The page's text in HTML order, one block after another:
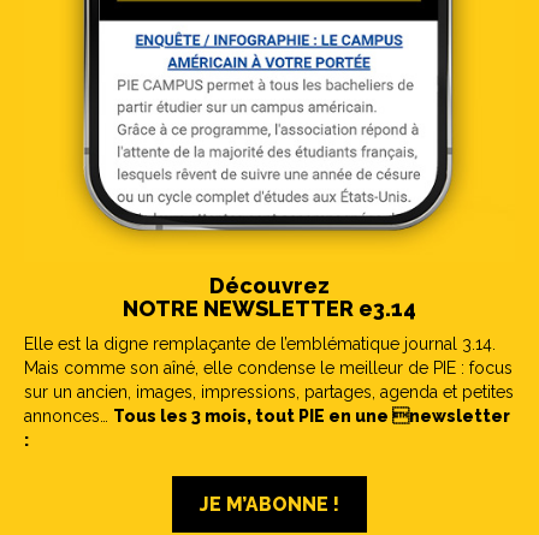
Découvrez
NOTRE NEWSLETTER e3.14
Elle est la digne remplaçante de l’emblématique journal 3.14.
Mais comme son aîné, elle condense le meilleur de PIE : focus
sur un ancien, images, impressions, partages, agenda et petites
annonces… Tous les 3 mois, tout PIE en une newsletter
:
JE M’ABONNE !